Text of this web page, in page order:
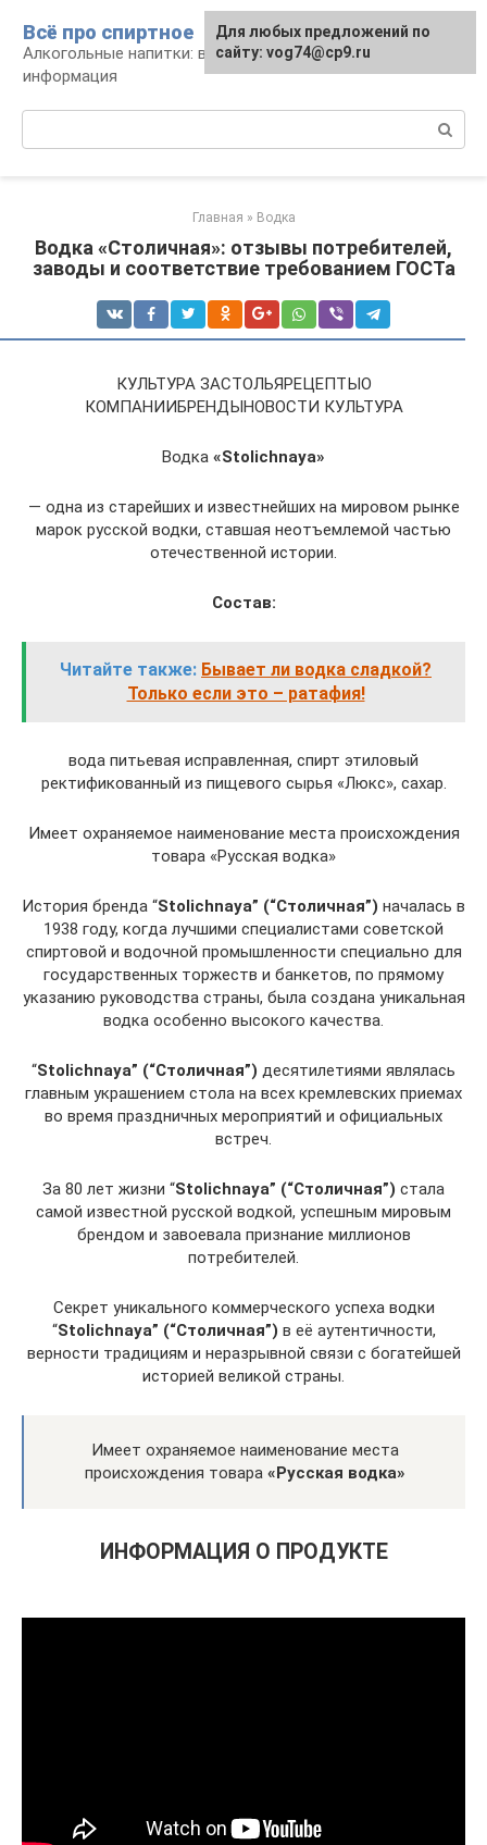
контенту
Всё про спиртное
Алкогольные напитки: виды, рецепты,
информация
Главная » Водка
Водка «Столичная»: отзывы потребителей,
заводы и соответствие требованием ГОСТа
КУЛЬТУРА ЗАСТОЛЬЯРЕЦЕПТЫО
КОМПАНИИБРЕНДЫНОВОСТИ КУЛЬТУРА
Водка «Stolichnaya»
— одна из старейших и известнейших на мировом рынке
марок русской водки, ставшая неотъемлемой частью
отечественной истории.
Состав:
Читайте также: Бывает ли водка сладкой?
Только если это – ратафия!
вода питьевая исправленная, спирт этиловый
ректификованный из пищевого сырья «Люкс», сахар.
Имеет охраняемое наименование места происхождения
товара «Русская водка»
История бренда “Stolichnaya” (“Столичная”) началась в
1938 году, когда лучшими специалистами советской
спиртовой и водочной промышленности специально для
государственных торжеств и банкетов, по прямому
указанию руководства страны, была создана уникальная
водка особенно высокого качества.
“Stolichnaya” (“Столичная”) десятилетиями являлась
главным украшением стола на всех кремлевских приемах
во время праздничных мероприятий и официальных
встреч.
За 80 лет жизни “Stolichnaya” (“Столичная”) стала
самой известной русской водкой, успешным мировым
брендом и завоевала признание миллионов
потребителей.
Секрет уникального коммерческого успеха водки
“Stolichnaya” (“Столичная”) в её аутентичности,
верности традициям и неразрывной связи с богатейшей
историей великой страны.
Имеет охраняемое наименование места
происхождения товара «Русская водка»
ИНФОРМАЦИЯ О ПРОДУКТЕ
Для любых предложений по
сайту: vog74@cp9.ru